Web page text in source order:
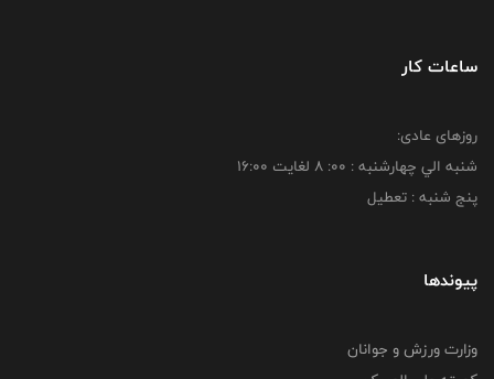
ساعات کار
روزهای عادی:
شنبه الي چهارشنبه : 00: 8 لغايت 16:00
پنج شنبه : تعطیل
پیوندها
وزارت ورزش و جوانان